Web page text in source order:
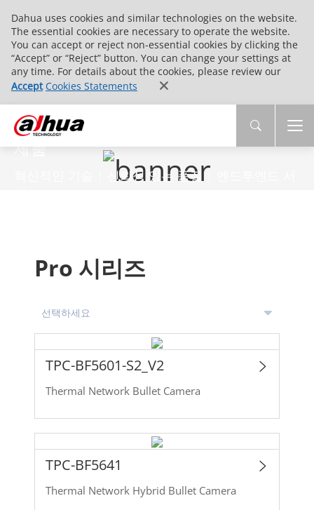
Dahua uses cookies and similar technologies on the website.
The essential cookies are necessary to operate the website.
You can accept or reject non-essential cookies by clicking the
“Accept” or “Reject” button. You can change your settings at
any time. For details about the cookies, please review our
Accept Cookies Statements
제품
혁신적인 기술 | 신뢰성 있는 품질 | 엔드투엔드 서
Pro 시리즈
TPC-BF5601-S2_V2
Thermal Network Bullet Camera
TPC-BF5641
Thermal Network Hybrid Bullet Camera